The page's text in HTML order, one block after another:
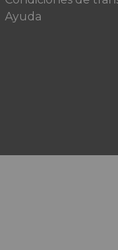
Ayuda